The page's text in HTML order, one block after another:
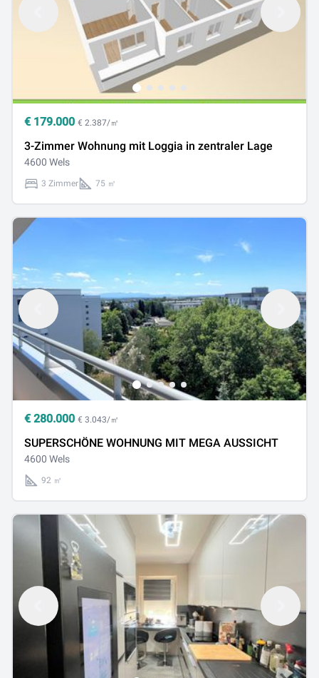
€ 179.000 € 2.387/㎡
3-Zimmer Wohnung mit Loggia in zentraler Lage
4600 Wels
3 Zimmer 75 ㎡
€ 280.000 € 3.043/㎡
SUPERSCHÖNE WOHNUNG MIT MEGA AUSSICHT
4600 Wels
92 ㎡